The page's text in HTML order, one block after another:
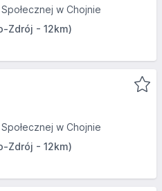
w Chojnie
Zdrój - 12km)
w Chojnie
Zdrój - 12km)